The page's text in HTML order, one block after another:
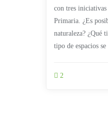
con tres iniciativas
Primaria. ¿Es
naturaleza? ¿Qué
tipo de espacios se
2